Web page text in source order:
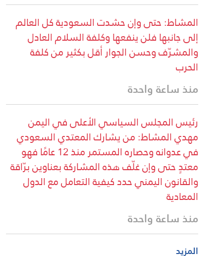
المشاط: حتى وإن حشدت السعودية كل العالم
إلى جانبها فلن ينفعها وكلفة السلام العادل
والمشرّف وحسن الجوار أقل بكثير من كلفة
الحرب
منذ ساعة واحدة
رئيس المجلس السياسي الأعلى في اليمن
مهدي المشاط: من يشارك المعتدي السعودي
في عدوانه وحصاره المستمر منذ 12 عامًا فهو
معتدٍ حتى وإن غلّف هذه المشاركة بعناوين برّاقة
والقانون اليمني حدد كيفية التعامل مع الدول
المعادية
منذ ساعة واحدة
المزيد